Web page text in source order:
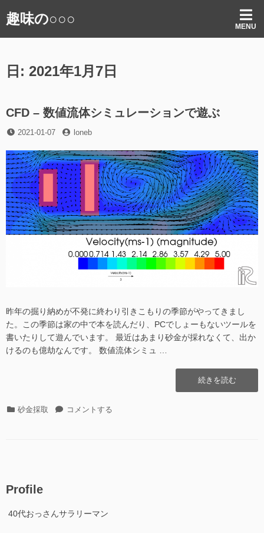
ン
ッ
趣味の○○○ MENU
日: 2021年1月7日
CFD – 数値流体シミュレーションで遊ぶ
投
日
2021-01-07
投
者
loneb
昨年の掘り納めが不発に終わり引きこもりの季節がやってきまし
た。この季節は家の中で本を読んだり、PCでしょーもないツールを
書いたりして遊んでいます。 最近はあまり砂金が採れなくて、出か
けるのも億劫なんです。 数値流体シミュ …
“CFD
–
続きを読む
カ 砂金採取
CFD
レ
コメントする
Profile
40代おっさんサラリーマン